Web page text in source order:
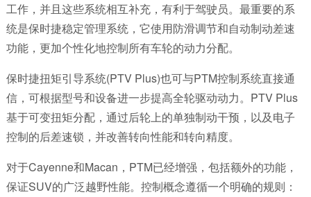
工作，并且这些系统相互补充，有利于驾驶员。最重要的系
统是保时捷稳定管理系统，它使用防滑调节和自动制动差速
功能，更加个性化地控制所有车轮的动力分配。
保时捷扭矩引导系统(PTV Plus)也可与PTM控制系统直接通
信，可根据型号和设备进一步提高全轮驱动动力。PTV Plus
基于可变扭矩分配，通过后轮上的单独制动干预，以及电子
控制的后差速锁，并改善转向性能和转向精度。
对于Cayenne和Macan，PTM已经增强，包括额外的功能，
保证SUV的广泛越野性能。控制概念遵循一个明确的规则：